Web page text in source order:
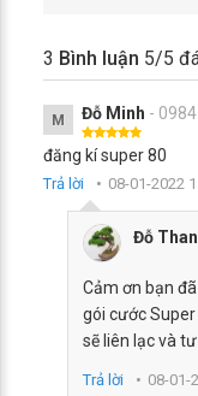
3 Bình luận 5/5
M Đỗ Minh -
đăng kí super 80
Trả lời 08-01-2022
Đỗ
Cảm ơn bạn
gói cước
sẽ liên lạc và
Trả lời 08-01-